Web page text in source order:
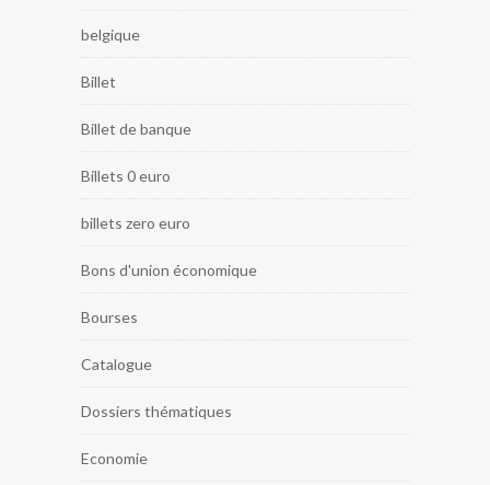
belgique
Billet
Billet de banque
Billets 0 euro
billets zero euro
Bons d'union économique
Bourses
Catalogue
Dossiers thématiques
Economie